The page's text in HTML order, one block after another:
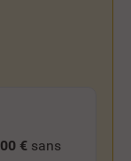
€ sans